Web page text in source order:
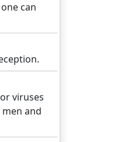
can
viruses
and